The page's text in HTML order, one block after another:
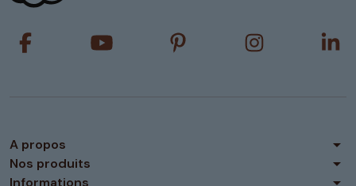
A propos arrow_drop_down
Nos produits arrow_drop_down
Informations